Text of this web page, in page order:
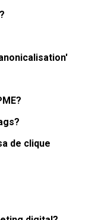
de clique